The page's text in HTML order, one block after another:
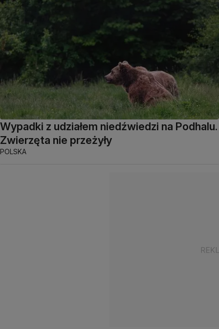
Wypadki z udziałem niedźwiedzi na Podhalu.
Zwierzęta nie przeżyły
POLSKA